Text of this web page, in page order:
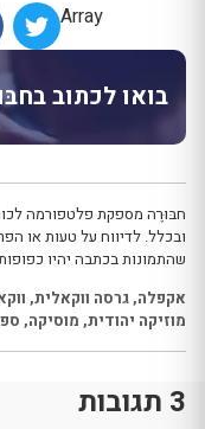
Array
בואו לכתוב
חבּוּרֶה מספקת פלטפורמה
ובכלל. לדיווח על טעות או
שהתמונות בכתבה יהיו כפופות
אקפלה,גרסה ווקאלית,
מוזיקה יהודית, מוסיקה,
3 תגובות